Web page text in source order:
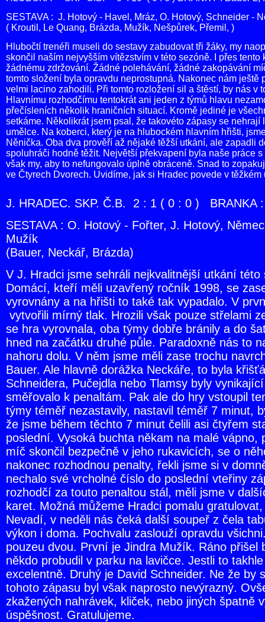
SESTAVA : J. Hotový - Havel, Mráz, O. Hotový, Schneider -
( Kroutil, Le Quang, Brázda, Mužík, Nešpůrek, Přemil, )
Hlubočtí trenéři museli do sestavy zabudovat tři žáky, my
skončil naším nejvyšším vítězstvím v této sezóně. I přes
žádnému zdržování. Žádné polehávání, žádné zakopávání
tomto složení byla opravdu neprostupná. Nakonec nám
velmi lacino zahodili. Při tomto rozložení sil a štěstí, by nás
Hlavnímu rozhodčímu tentokrát ani jeden z týmů hlavu
přečísleních několik hraničních situací. Kromě jediné je
setkáme. Několikrát jsem psal, že takovéto zápasy se
umělce. Na koberci, který je na hlubockém hlavním hřišti,
Něnička. Oba dva prověří až nějaké těžší utkání, ale
spoluhráči hodně těžit. Největší překvapení byla naše práce
však my, aby to nefungovalo úplně obráceně. Snad to
ve Čtyrech Dvorech. Uvidíme, jak si Hradec povede v
J. HRADEC. SKP. Č.B. 2 : 1 ( 0 : 0 ) BRANKA
SESTAVA : O. Hotový - Fořter, J. Hotový,
Mužík
(Bauer, Neckář, Brázda)
V J. Hradci jsme sehráli nejkvalitnější utkání
Domácí, kteří měli uzavřený ročník 1998, se
vyrovnány a na hřišti to také tak vypadalo. V
vytvořili mírný tlak. Hrozili však pouze střelami
se hra vyrovnala, oba týmy dobře bránily a do
hned na začátku druhé půle. Paradoxně nás to
nahoru dolu. V něm jsme měli zase trochu
Bauer. Ale hlavně dorážka Neckáře, to byla
Schneidera, Pučejdla nebo Tlamsy byly
směřovalo k penaltám. Pak ale do hry vstoupil
týmy téměř nezastavily, nastavil téměř 7 minut,
že jsme během těchto 7 minut čelili asi čtyřem
poslední. Vysoká buchta někam na malé
míč skončil bezpečně v jeho rukavicích, se o
nakonec rozhodnou penalty, řekli jsme si v
nechalo své vrcholné číslo do poslední vteřiny
rozhodčí za touto penaltou stál, měli jsme v
karet. Možná můžeme Hradci pomalu
Nevadí, v neděli nás čeká další soupeř z čela
výkon i doma. Pochvalu zaslouží opravdu
pouzeu dvou. První je Jindra Mužík. Ráno
někdo probudil v parku na lavičce. Jestli to
excelentně. Druhý je David Schneider. Ne že
tohoto zápasu byl však naprosto nevýrazný.
zkažených nahrávek, kliček, nebo jiných špatně
úspěšnost. Gratulujeme.